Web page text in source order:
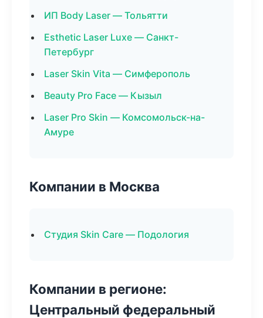
ИП Body Laser — Тольятти
Esthetic Laser Luxe — Санкт-
Петербург
Laser Skin Vita — Симферополь
Beauty Pro Face — Кызыл
Laser Pro Skin — Комсомольск-на-
Амуре
Компании в Москва
Студия Skin Care — Подология
Компании в регионе:
Центральный федеральный